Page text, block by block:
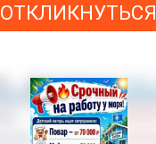
ОТКЛИКНУТЬСЯ